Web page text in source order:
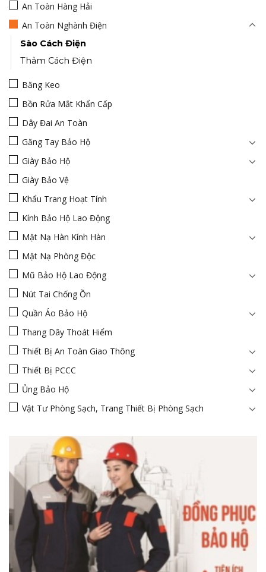
An Toàn Hàng Hải
An Toàn Nghành Điện
Sào Cách Điện
Thảm Cách Điện
Băng Keo
Bồn Rửa Mắt Khẩn Cấp
Dây Đai An Toàn
Găng Tay Bảo Hộ
Giày Bảo Hộ
Giày Bảo Vệ
Khẩu Trang Hoạt Tính
Kính Bảo Hộ Lao Động
Mặt Nạ Hàn Kính Hàn
Mặt Nạ Phòng Độc
Mũ Bảo Hộ Lao Động
Nút Tai Chống Ồn
Quần Áo Bảo Hộ
Thang Dây Thoát Hiểm
Thiết Bị An Toàn Giao Thông
Thiết Bị PCCC
Ủng Bảo Hộ
Vật Tư Phòng Sạch, Trang Thiết Bị Phòng Sạch